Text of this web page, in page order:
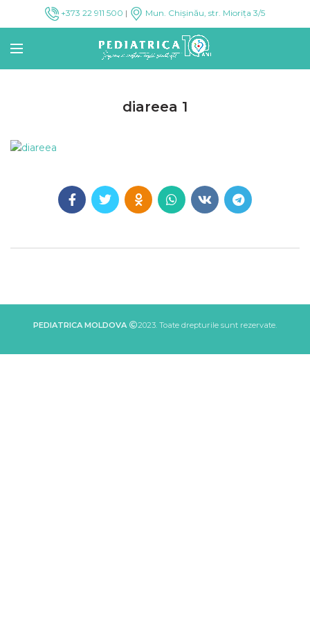
+373 22 911 500 | Mun. Chișinău, str. Miorița 3/5
diareea 1
PEDIATRICA MOLDOVA 2023. Toate drepturile sunt rezervate.